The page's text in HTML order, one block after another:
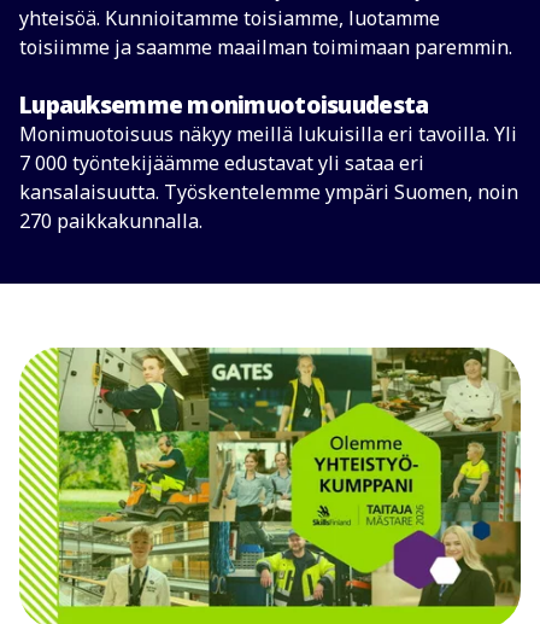
yhteisöä. Kunnioitamme toisiamme, luotamme
toisiimme ja saamme maailman toimimaan paremmin.
Lupauksemme monimuotoisuudesta
Monimuotoisuus näkyy meillä lukuisilla eri tavoilla. Yli
7 000 työntekijäämme edustavat yli sataa eri
kansalaisuutta. Työskentelemme ympäri Suomen, noin
270 paikkakunnalla.